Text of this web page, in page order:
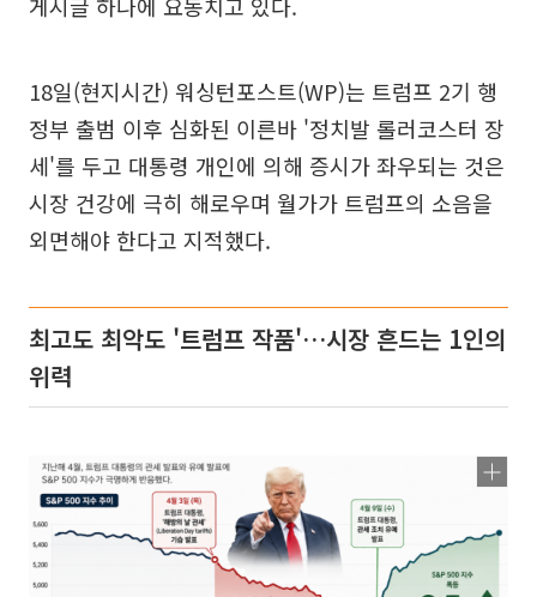
18일(현지시간) 워싱턴포스트(WP)는 트럼프 2기 행
정부 출범 이후 심화된 이른바 '정치발 롤러코스터 장
세'를 두고 대통령 개인에 의해 증시가 좌우되는 것은
시장 건강에 극히 해로우며 월가가 트럼프의 소음을
외면해야 한다고 지적했다.
최고도 최악도 '트럼프 작품'…시장 흔드는 1인의
위력